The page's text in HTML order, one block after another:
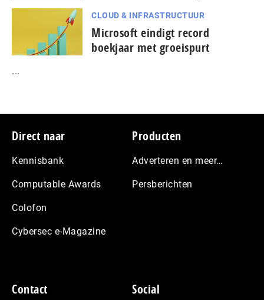
CLOUD & INFRASTRUCTUUR
Microsoft eindigt record
boekjaar met groeispurt
...
Footer
Direct naar
Kennisbank
Computable Awards
Colofon
Cybersec e-Magazine
Producten
Adverteren en meer…
Persberichten
Contact Social